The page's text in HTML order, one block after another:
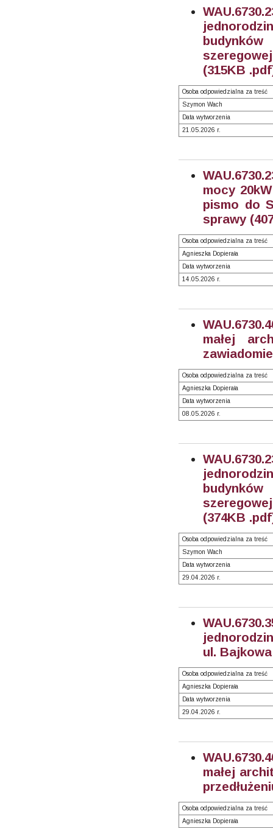
budynków
(315KB
Osoba odpowiedzialna za treść
Szymon Wach
Data wytworzenia
21.05.2026 r.
mocy
pismo do
sprawy
Osoba odpowiedzialna za treść
Agnieszka Dopierała
Data wytworzenia
14.05.2026 r.
małej
Osoba odpowiedzialna za treść
Agnieszka Dopierała
Data wytworzenia
08.05.2026 r.
budynków
(374KB
Osoba odpowiedzialna za treść
Szymon Wach
Data wytworzenia
29.04.2026 r.
ul.
Osoba odpowiedzialna za treść
Agnieszka Dopierała
Data wytworzenia
29.04.2026 r.
małej
Osoba odpowiedzialna za treść
Agnieszka Dopierała